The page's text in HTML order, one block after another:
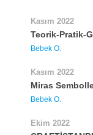
Kasım 2022
Teorik-Pratik-
Bebek O.
Kasım 2022
Miras
Bebek O.
Ekim 2022